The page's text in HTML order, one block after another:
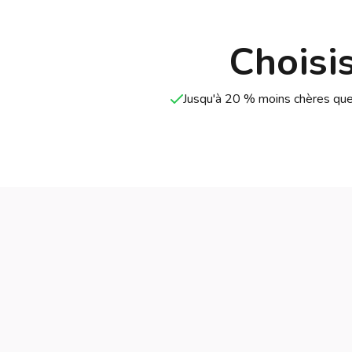
Jusqu'à 20 % moins chères